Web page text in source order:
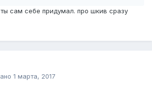
сам себе придумал. про шкив сразу
1 марта, 2017